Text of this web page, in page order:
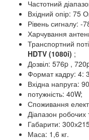
Частотний
Вхідний опір: 75
Рівень сигналу: -
Харчування
Транспортний
HDTV (1080i) ;
Дозвіл: 576p ,
Формат кадру: 4:
Вхідна напруга:
потужність: 40W;
Споживання
Діапазон
Габарити:
Маса: 1,6 кг.